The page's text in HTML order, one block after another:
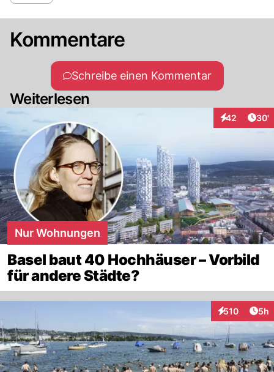
Kommentare
Schreibe einen Kommentar
Weiterlesen
42
Interaktionen
30'
Nur Wohnungen
Basel baut 40 Hochhäuser – Vorbild
für andere Städte?
510
Interaktionen
5h